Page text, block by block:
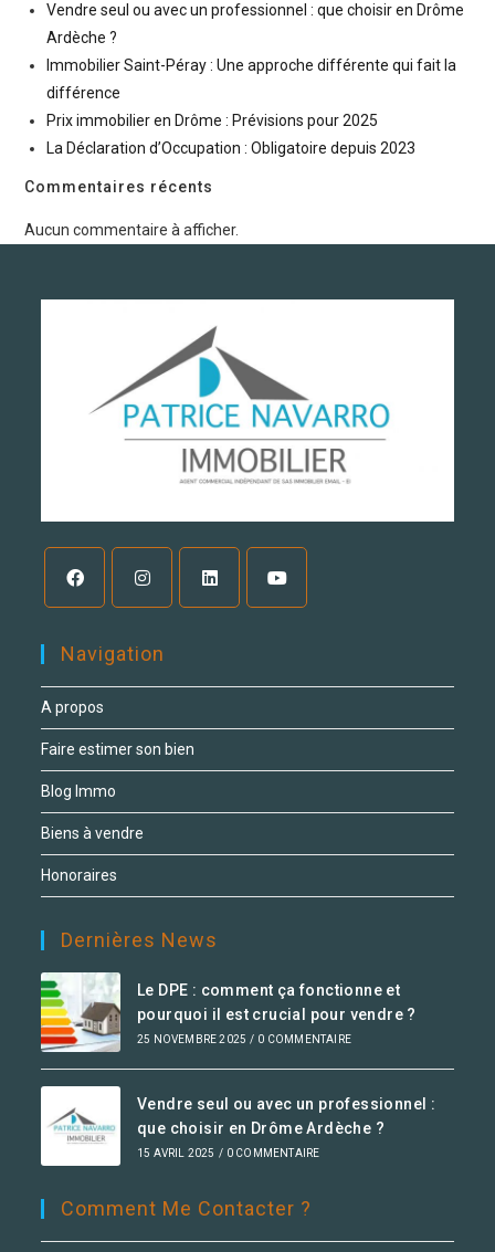
Vendre seul ou avec un professionnel : que choisir en Drôme
Ardèche ?
Immobilier Saint-Péray : Une approche différente qui fait la
différence
Prix immobilier en Drôme : Prévisions pour 2025
La Déclaration d’Occupation : Obligatoire depuis 2023
Commentaires récents
Aucun commentaire à afficher.
Navigation
A propos
Faire estimer son bien
Blog Immo
Biens à vendre
Honoraires
Dernières News
Le DPE : comment ça fonctionne et
pourquoi il est crucial pour vendre ?
25 NOVEMBRE 2025 / 0 COMMENTAIRE
Vendre seul ou avec un professionnel :
que choisir en Drôme Ardèche ?
15 AVRIL 2025 / 0 COMMENTAIRE
Comment Me Contacter ?